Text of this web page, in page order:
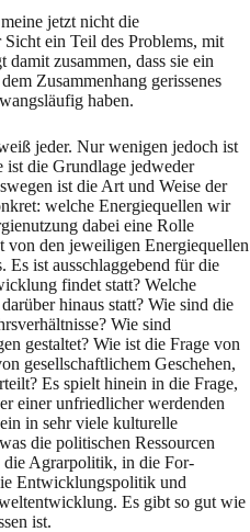
jetzt nicht die
ein Teil des Pro­blems, mit
zusammen, dass sie ein
Zusammenhang gerissenes
haben.
jeder. Nur wenigen jedoch ist
ist die Grundlage jedweder
ist die Art und Weise der
welche Energiequellen wir
dabei eine Rolle
von den jewei­ligen Energiequellen
Es ist ausschlag­gebend für die
findet statt? Welche
hinaus statt? Wie sind die
Wie sind
gestaltet? Wie ist die Frage von
gesellschaftlichem Geschehen,
Es spielt hinein in die Frage,
einer unfriedlicher werdenden
in sehr viele kultu­relle
die politischen Ressourcen
die Agrarpolitik, in die For­
Entwick­lungspolitik und
Es gibt so gut wie
ist.